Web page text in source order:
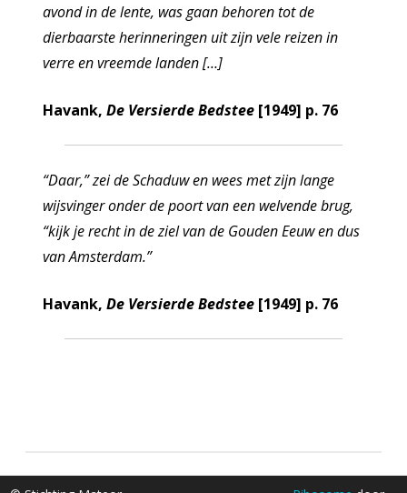
avond in de lente, was gaan behoren tot de
dierbaarste herinneringen uit zijn vele reizen in
verre en vreemde landen […]
Havank, De Versierde Bedstee[1949] p. 76
“Daar,” zei de Schaduw en wees met zijn lange
wijsvinger onder de poort van een welvende brug,
“kijk je recht in de ziel van de Gouden Eeuw en dus
van Amsterdam.”
Havank, De Versierde Bedstee[1949] p. 76